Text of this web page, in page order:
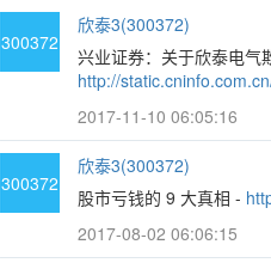
300372
欣泰3(300372)
兴业证券：关于欣泰电气
http://
2017-11-10 06:05:16
300372
欣泰3(300372)
股市亏钱的 9 大真相 -
2017-08-02 06:06:15